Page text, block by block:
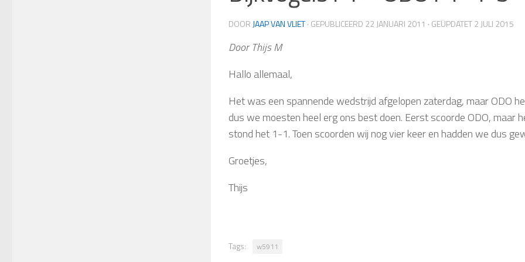
DOOR JAAP VAN VLIET· GEPUBLICEERD 22 JANUARI 2011 · GEÜPDATET2 JULI 2015
Door Thijs M
Hallo allemaal,
Het was een spannende wedstrijd afgelopen zaterdag, maar ODO
dus we moesten heel erg ons best doen. Eerst scoorde ODO, maar
stond het 1-1. Toen scoorden wij nog vier keer en hadden we dus
Groetjes,
Thijs
Tags: w5911